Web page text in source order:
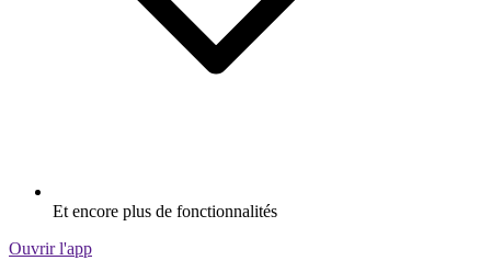
Et encore plus de fonctionnalités
Ouvrir l'app